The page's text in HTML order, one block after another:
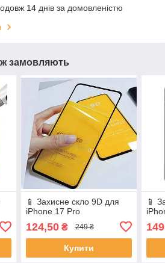
14 днів за домовленістю
замовляють
📱 Захисне скло 9D для
iPhone 17 Pro
124,50₴ 249 ₴
Купити
📱